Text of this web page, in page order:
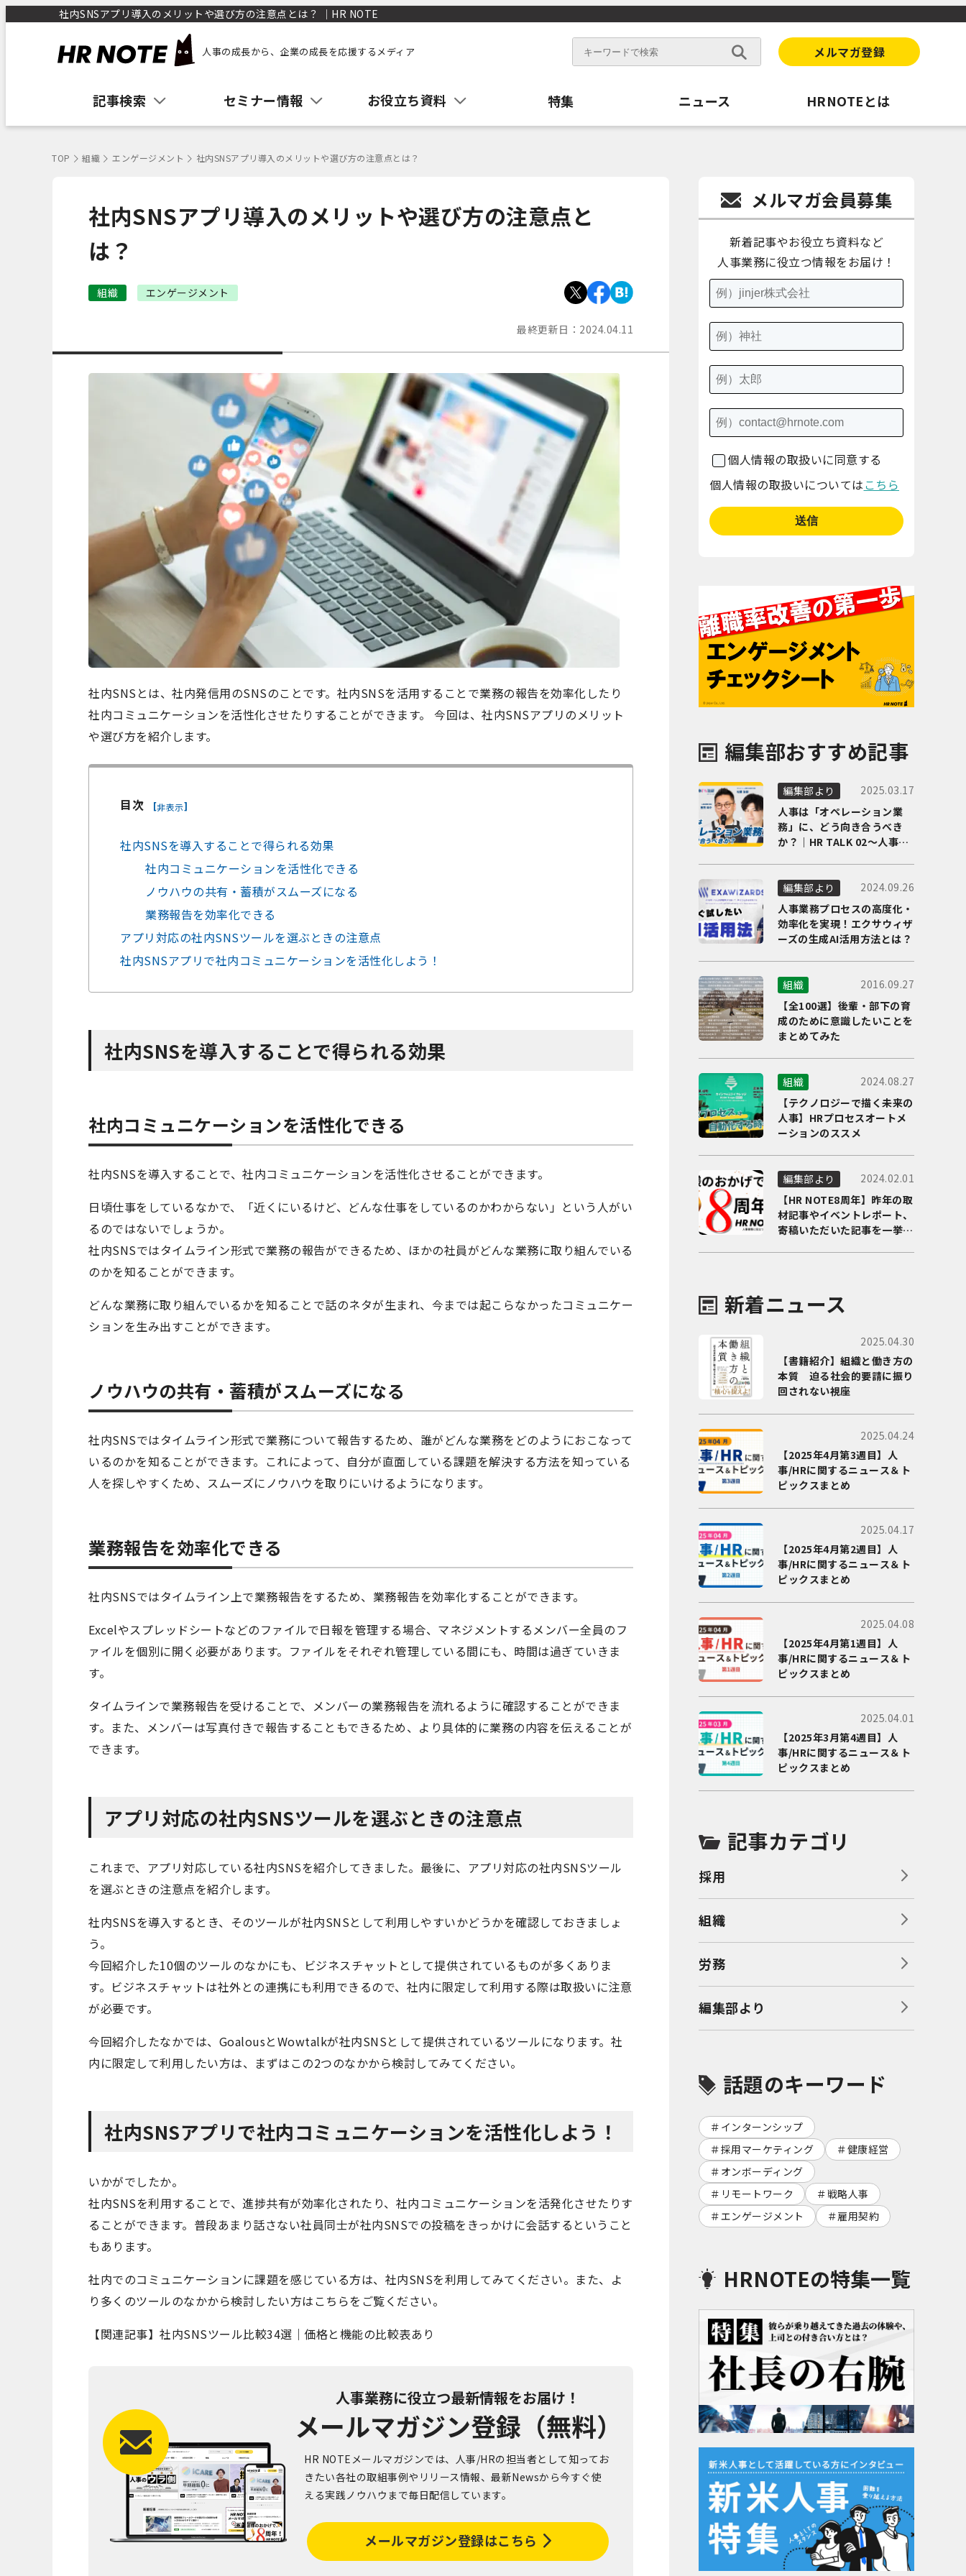
社内SNSアプリ導入のメリットや選び方の注意点とは？ ｜HR NOTE
人事の成長から、企業の成長を応援するメディア メルマガ登録
記事検索 セミナー情報 お役立ち資料 特集 ニュース HRNOTEとは
TOP 組織 エンゲージメント 社内SNSアプリ導入のメリットや選び方の注意点とは？
社内SNSアプリ導入のメリットや選び方の注意点と
は？
組織 エンゲージメント
最終更新日： 2024.04.11
社内SNSとは、社内発信用のSNSのことです。社内SNSを活用することで業務の報告を効率化したり
社内コミュニケーションを活性化させたりすることができます。 今回は、社内SNSアプリのメリット
や選び方を紹介します。
目次 [非表示]
社内SNSを導入することで得られる効果
社内コミュニケーションを活性化できる
ノウハウの共有・蓄積がスムーズになる
業務報告を効率化できる
アプリ対応の社内SNSツールを選ぶときの注意点
社内SNSアプリで社内コミュニケーションを活性化しよう！
社内SNSを導入することで得られる効果
社内コミュニケーションを活性化できる
社内SNSを導入することで、社内コミュニケーションを活性化させることができます。
日頃仕事をしているなかで、「近くにいるけど、どんな仕事をしているのかわからない」という人がい
るのではないでしょうか。
社内SNSではタイムライン形式で業務の報告ができるため、ほかの社員がどんな業務に取り組んでいる
のかを知ることができます。
どんな業務に取り組んでいるかを知ることで話のネタが生まれ、今までは起こらなかったコミュニケー
ションを生み出すことができます。
ノウハウの共有・蓄積がスムーズになる
社内SNSではタイムライン形式で業務について報告するため、誰がどんな業務をどのようにおこなって
いるのかを知ることができます。これによって、自分が直面している課題を解決する方法を知っている
人を探しやすくため、スムーズにノウハウを取りにいけるようになります。
業務報告を効率化できる
社内SNSではタイムライン上で業務報告をするため、業務報告を効率化することができます。
Excelやスプレッドシートなどのファイルで日報を管理する場合、マネジメントするメンバー全員のフ
ァイルを個別に開く必要があります。ファイルをそれぞれ管理している間にも、時間は過ぎていきま
す。
タイムラインで業務報告を受けることで、メンバーの業務報告を流れるように確認することができま
す。また、メンバーは写真付きで報告することもできるため、より具体的に業務の内容を伝えることが
できます。
アプリ対応の社内SNSツールを選ぶときの注意点
これまで、アプリ対応している社内SNSを紹介してきました。最後に、アプリ対応の社内SNSツール
を選ぶときの注意点を紹介します。
社内SNSを導入するとき、そのツールが社内SNSとして利用しやすいかどうかを確認しておきましょ
う。
今回紹介した10個のツールのなかにも、ビジネスチャットとして提供されているものが多くありま
す。ビジネスチャットは社外との連携にも利用できるので、社内に限定して利用する際は取扱いに注意
が必要です。
今回紹介したなかでは、GoalousとWowtalkが社内SNSとして提供されているツールになります。社
内に限定して利用したい方は、まずはこの2つのなかから検討してみてください。
社内SNSアプリで社内コミュニケーションを活性化しよう！
いかがでしたか。
社内SNSを利用することで、進捗共有が効率化されたり、社内コミュニケーションを活発化させたりす
ることができます。普段あまり話さない社員同士が社内SNSでの投稿をきっかけに会話するということ
もあります。
社内でのコミュニケーションに課題を感じている方は、社内SNSを利用してみてください。また、よ
り多くのツールのなかから検討したい方はこちらをご覧ください。
【関連記事】社内SNSツール比較34選｜価格と機能の比較表あり
人事業務に役立つ最新情報をお届け！
メールマガジン登録（無料）
HR NOTEメールマガジンでは、人事/HRの担当者として知ってお
きたい各社の取組事例やリリース情報、最新Newsから今すぐ使
える実践ノウハウまで毎日配信しています。
メールマガジン登録はこちら
メルマガ会員募集
新着記事やお役立ち資料など
人事業務に役立つ情報をお届け！
個人情報の取扱いに同意する
個人情報の取扱いについては こちら
編集部おすすめ記事
編集部より
2025.03.17
人事は「オペレーション業
務」に、どう向き合うべき
か？｜HR TALK 02～人事DX
編集部より
2024.09.26
人事業務プロセスの高度化・
効率化を実現！エクサウィザ
ーズの生成AI活用方法とは？
組織
2016.09.27
【全100選】後輩・部下の育
成のために意識したいことを
まとめてみた
組織
2024.08.27
【テクノロジーで描く未来の
人事】HRプロセスオートメ
ーションのススメ
編集部より
2024.02.01
【HR NOTE8周年】昨年の取
材記事やイベントレポート、
寄稿いただいた記事を一挙に
新着ニュース
2025.04.30
【書籍紹介】組織と働き方の
本質 迫る社会的要請に振り
回されない視座
2025.04.24
【2025年4月第3週目】人
事/HRに関するニュース＆ト
ピックスまとめ
2025.04.17
【2025年4月第2週目】人
事/HRに関するニュース＆ト
ピックスまとめ
2025.04.08
【2025年4月第1週目】人
事/HRに関するニュース＆ト
ピックスまとめ
2025.04.01
【2025年3月第4週目】人
事/HRに関するニュース＆ト
ピックスまとめ
記事カテゴリ
採用
組織
労務
編集部より
話題のキーワード
インターンシップ
採用マーケティング
健康経営
オンボーディング
リモートワーク
戦略人事
エンゲージメント
雇用契約
HRNOTEの特集一覧